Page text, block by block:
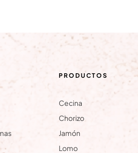
PRODUCTOS
Cecina
Chorizo
Jamón
Lomo